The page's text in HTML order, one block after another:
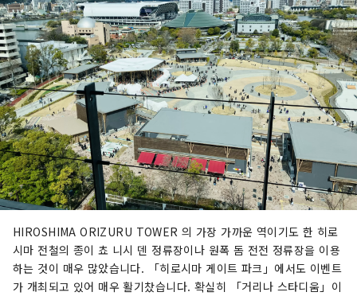
HIROSHIMA ORIZURU TOWER 의 가장 가까운 역이기도 한 히로
시마 전철의 종이 쵸 니시 덴 정류장이나 원폭 돔 전전 정류장을 이용
하는 것이 매우 많았습니다. 「히로시마 게이트 파크」에서도 이벤트
가 개최되고 있어 매우 활기찼습니다. 확실히 「거리나 스타디움」이